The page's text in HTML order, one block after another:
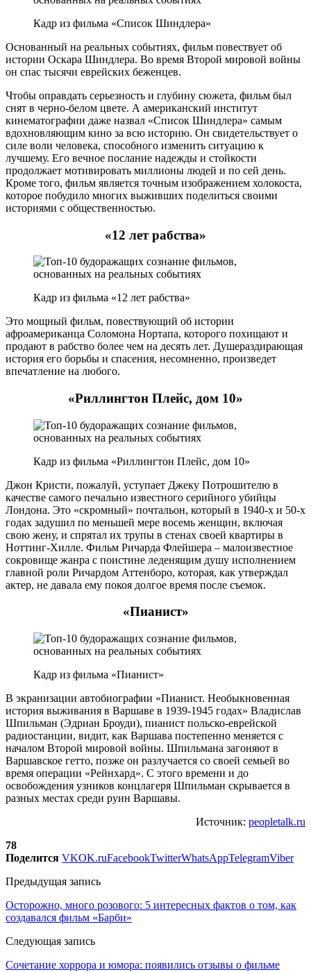
Кадр из фильма «Список Шиндлера»
Основанный на реальных событиях, фильм повествует об
истории Оскара Шиндлера. Во время Второй мировой войны
он спас тысячи еврейских беженцев.
Чтобы оправдать серьезность и глубину сюжета, фильм был
снят в черно-белом цвете. А американский институт
кинематографии даже назвал «Список Шиндлера» самым
вдохновляющим кино за всю историю. Он свидетельствует о
силе воли человека, способного изменить ситуацию к
лучшему. Его вечное послание надежды и стойкости
продолжает мотивировать миллионы людей и по сей день.
Кроме того, фильм является точным изображением холокоста,
которое побудило многих выживших поделиться своими
историями с общественностью.
«12 лет рабства»
Кадр из фильма «12 лет рабства»
Это мощный фильм, повествующий об истории
афроамериканца Соломона Нортапа, которого похищают и
продают в рабство более чем на десять лет. Душераздирающая
история его борьбы и спасения, несомненно, произведет
впечатление на любого.
«Риллингтон Плейс, дом 10»
Кадр из фильма «Риллингтон Плейс, дом 10»
Джон Кристи, пожалуй, уступает Джеку Потрошителю в
качестве самого печально известного серийного убийцы
Лондона. Это «скромный» почтальон, который в 1940-х и 50-х
годах задушил по меньшей мере восемь женщин, включая
свою жену, и спрятал их трупы в стенах своей квартиры в
Ноттинг-Хилле. Фильм Ричарда Флейшера – малоизвестное
сокровище жанра с поистине леденящим душу исполнением
главной роли Ричардом Аттенборо, которая, как утверждал
актер, не давала ему покоя долгое время после съемок.
«Пианист»
Кадр из фильма «Пианист»
В экранизации автобиографии «Пианист. Необыкновенная
история выживания в Варшаве в 1939-1945 годах» Владислав
Шпильман (Эдриан Броуди), пианист польско-еврейской
радиостанции, видит, как Варшава постепенно меняется с
началом Второй мировой войны. Шпильмана загоняют в
Варшавское гетто, позже он разлучается со своей семьей во
время операции «Рейнхард». С этого времени и до
освобождения узников концлагеря Шпильман скрывается в
разных местах среди руин Варшавы.
Источник: peopletalk.ru
78
Поделится VKOK.ruFacebookTwitterWhatsAppTelegramViber
Предыдущая запись
Осторожно, много розового: 5 интересных фактов о том, как
создавался фильм «Барби»
Следующая запись
Сочетание хоррора и юмора: появились отзывы о фильме